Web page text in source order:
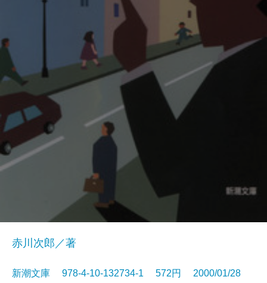
赤川次郎／著
新潮文庫 978-4-10-132734-1 572円 2000/01/28